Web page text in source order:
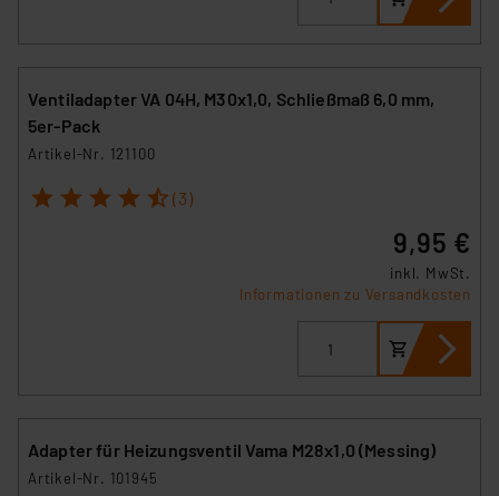
Ventiladapter VA 04H, M30x1,0, Schließmaß 6,0 mm,
5er-Pack
Artikel-Nr. 121100
1 2 3 4 5 (3)
9,95 €
inkl. MwSt.
Informationen zu Versandkosten
Adapter für Heizungsventil Vama M28x1,0 (Messing)
Artikel-Nr. 101945